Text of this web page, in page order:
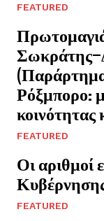
FEATURED
(Παράρτημα
Ρόξμπορο:
κοινότητας
FEATURED
Οι αριθμοί
FEATURED